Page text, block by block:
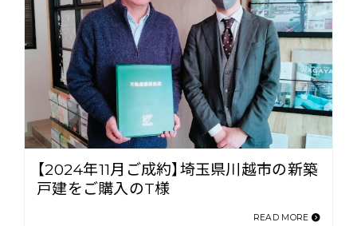
【2024年11月ご成約】埼玉県川越市の新築
戸建をご購入のT様
READ MORE